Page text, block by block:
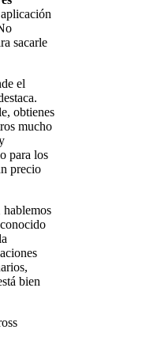
sacarle
el
obtienes
mucho
para los
precio
bien